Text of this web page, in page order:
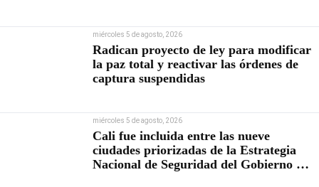
miércoles 5 de agosto, 2026
Radican proyecto de ley para modificar
la paz total y reactivar las órdenes de
captura suspendidas
miércoles 5 de agosto, 2026
Cali fue incluida entre las nueve
ciudades priorizadas de la Estrategia
Nacional de Seguridad del Gobierno de